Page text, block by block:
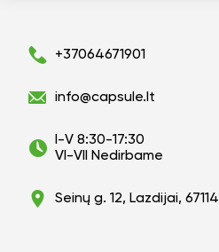
+37064671901
info@capsule.lt
I-V 8:30-17:30
VI-VII Nedirbame
Seinų g. 12, Lazdijai, 67114